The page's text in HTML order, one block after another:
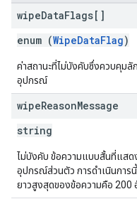
wipeDataFlags[]
enum (WipeDataFlag)
ค่าสถานะที่ไม่บังคับซึ่งควบคุมลั
อุปกรณ์
wipeReasonMessage
string
ไม่บังคับ ข้อความแบบสั้นที่แสด
อุปกรณ์ส่วนตัว การดำเนินการ
ยาวสูงสุดของข้อความคือ 200